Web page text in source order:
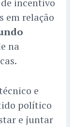
incentivo
em relação
na
e
político
e juntar